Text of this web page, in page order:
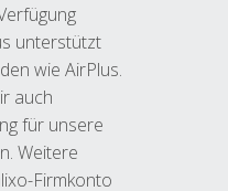
unterstützt
wie AirPlus.
auch
für unsere
Weitere
Firmkonto